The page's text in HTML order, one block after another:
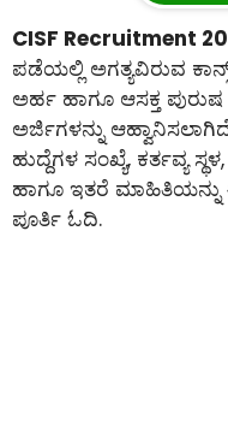
CISF Recruitment
ಪಡೆಯಲ್ಲಿ ಅಗತ್ಯವಿರುವ
ಅರ್ಹ ಹಾಗೂ ಆಸಕ್ತ
ಅರ್ಜಿಗಳನ್ನು
ಹುದ್ದೆಗಳ ಸಂಖ್ಯೆ, ಕರ್ತವ್ಯ
ಹಾಗೂ ಇತರೆ
ಪೂರ್ತಿ ಓದಿ.